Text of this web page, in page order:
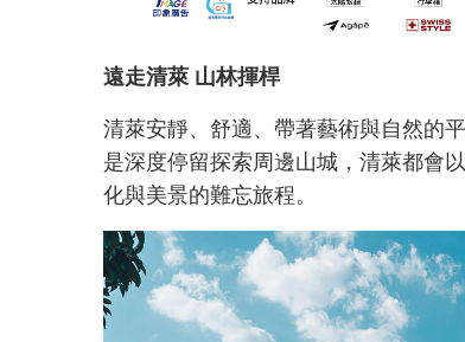
遠走清萊 山林揮桿
清萊安靜、舒適、帶著藝術與自然的
是深度停留探索周邊山城，清萊都會
化與美景的難忘旅程。